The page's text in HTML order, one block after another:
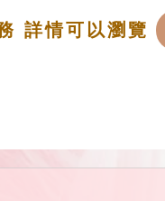
詳情可以瀏覽